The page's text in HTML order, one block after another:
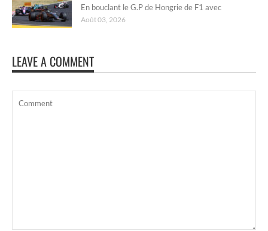
En bouclant le G.P de Hongrie de F1 avec
Août 03, 2026
LEAVE A COMMENT